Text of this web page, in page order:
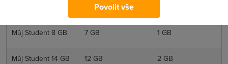
16 GB
Můj Student 8 GB 7 GB 1 GB
Můj Student 14 GB 12 GB 2 GB
Povolit vše